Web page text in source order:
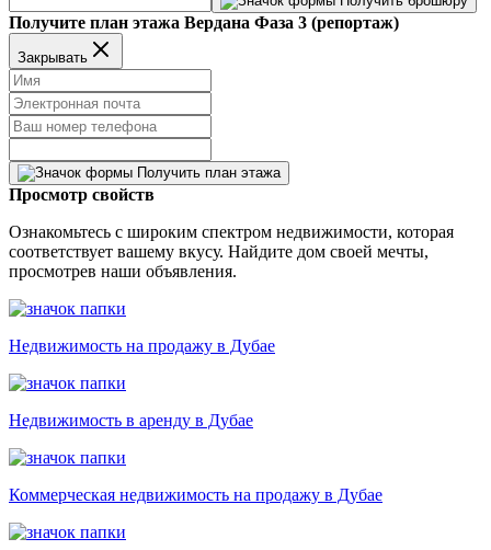
Получите план этажа Вердана Фаза 3 (репортаж)
Закрывать
Получить план этажа
Просмотр свойств
Ознакомьтесь с широким спектром недвижимости, которая
соответствует вашему вкусу. Найдите дом своей мечты,
просмотрев наши объявления.
Недвижимость на продажу в Дубае
Недвижимость в аренду в Дубае
Коммерческая недвижимость на продажу в Дубае